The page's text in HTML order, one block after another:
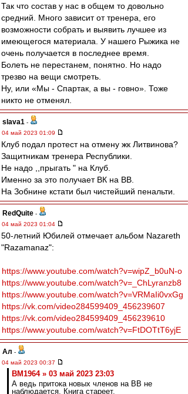
Так что состав у нас в общем то довольно
средний. Много зависит от тренера, его
возможности собрать и выявить лучшее из
имеющегося материала. У нашего Рыжика не
очень получается в последнее время.
Болеть не перестанем, понятно. Но надо
трезво на вещи смотреть.
Ну, или «Мы - Спартак, а вы - говно». Тоже
никто не отменял.
slava1 -
04 май 2023 01:09
Клуб подал протест на отмену жк Литвинова?
Защитникам тренера Республики.
Не надо ,,прыгать " на Клуб.
Именно за это получает ВК на ВВ.
На Зобнине кстати был чистейший пенальти.
RedQuite -
04 май 2023 01:04
50-летний Юбилей отмечает альбом Nazareth
"Razamanaz":
https://www.youtube.com/watch?v=wipZ_b0uN-o
https://www.youtube.com/watch?v=_ChLyranzb8
https://www.youtube.com/watch?v=VRMaIi0vxGg
https://vk.com/video284599409_456239607
https://vk.com/video284599409_456239610
https://www.youtube.com/watch?v=FtDOTtT6yjE
Ал -
04 май 2023 00:37
BM1964 » 03 май 2023 23:03
А ведь притока новых членов на ВВ не
наблюдается. Книга стареет.